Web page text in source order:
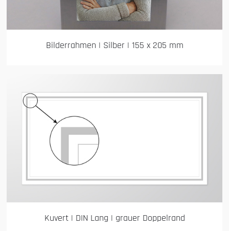
Bilderrahmen | Silber | 155 x 205 mm
Kuvert | DIN Lang | grauer Doppelrand